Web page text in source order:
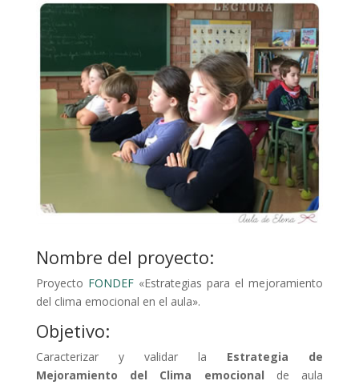
Nombre del proyecto:
Proyecto FONDEF«Estrategias para el mejoramiento
del clima emocional en el aula».
Objetivo:
Caracterizar y validar la Estrategia de
Mejoramiento del Clima emocional de aula